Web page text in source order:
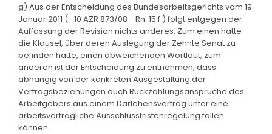
g) Aus der Entscheidung des Bundesarbeitsgerichts vom 19.
Januar 2011 (- 10 AZR 873/08 - Rn. 15 f.) folgt entgegen der
Auffassung der Revision nichts anderes. Zum einen hatte
die Klausel, über deren Auslegung der Zehnte Senat zu
befinden hatte, einen abweichenden Wortlaut; zum
anderen ist der Entscheidung zu entnehmen, dass
abhängig von der konkreten Ausgestaltung der
Vertragsbeziehungen auch Rückzahlungsansprüche des
Arbeitgebers aus einem Darlehensvertrag unter eine
arbeitsvertragliche Ausschlussfristenregelung fallen
können.